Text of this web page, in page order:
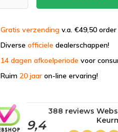
Gratis verzending v.a. €49,50
Diverseofficiele dealerschappen!
14 dagen afkoelperiode voor
Ruim20 jaar on-line ervaring!
9,4
388 reviews